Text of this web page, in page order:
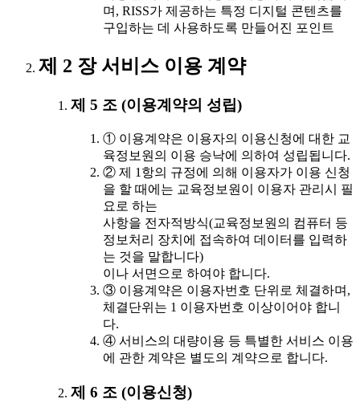
며, RISS가 제공하는 특정 디지털 콘텐츠를
구입하는 데 사용하도록 만들어진 포인트
제 2 장 서비스 이용 계약
제 5 조 (이용계약의 성립)
① 이용계약은 이용자의 이용신청에 대한 교
육정보원의 이용 승낙에 의하여 성립됩니다.
② 제 1항의 규정에 의해 이용자가 이용 신청
을 할 때에는 교육정보원이 이용자 관리시 필
요로 하는
사항을 전자적방식(교육정보원의 컴퓨터 등
정보처리 장치에 접속하여 데이터를 입력하
는 것을 말합니다)
이나 서면으로 하여야 합니다.
③ 이용계약은 이용자번호 단위로 체결하며,
체결단위는 1 이용자번호 이상이어야 합니
다.
④ 서비스의 대량이용 등 특별한 서비스 이용
에 관한 계약은 별도의 계약으로 합니다.
제 6 조 (이용신청)